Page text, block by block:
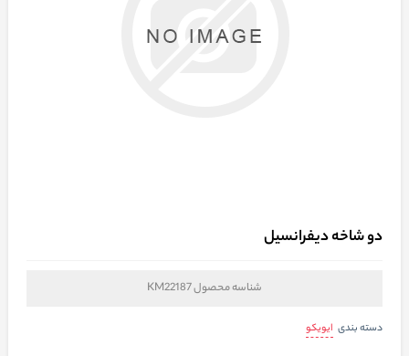
دو شاخه دیفرانسیل
شناسه محصولKM22187
دسته بندی ایویکو